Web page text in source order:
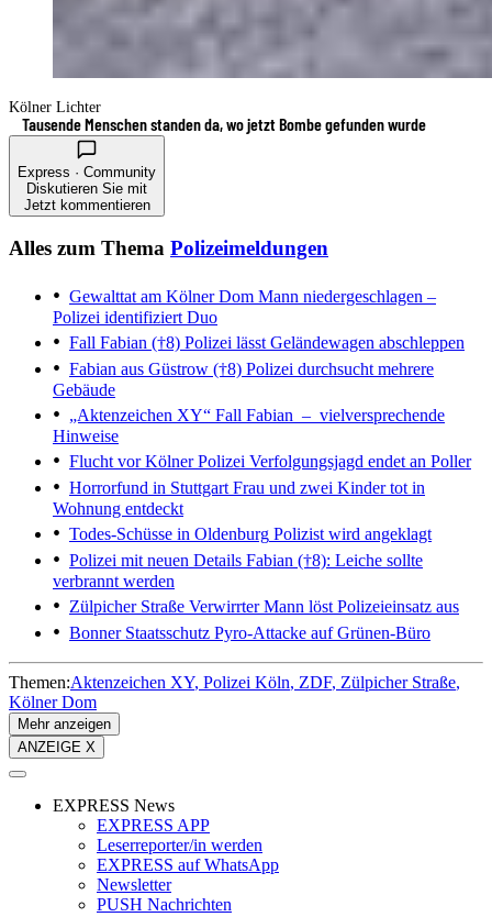
Kölner Lichter
Tausende Menschen standen da, wo jetzt Bombe gefunden wurde
Express · Community
Diskutieren Sie mit
Jetzt kommentieren
Alles zum Thema Polizeimeldungen
Gewalttat am Kölner Dom Mann niedergeschlagen –
Polizei identifiziert Duo
Fall Fabian (†8) Polizei lässt Geländewagen abschleppen
Fabian aus Güstrow (†8) Polizei durchsucht mehrere
Gebäude
„Aktenzeichen XY“ Fall Fabian – vielversprechende
Hinweise
Flucht vor Kölner Polizei Verfolgungsjagd endet an Poller
Horrorfund in Stuttgart Frau und zwei Kinder tot in
Wohnung entdeckt
Todes-Schüsse in Oldenburg Polizist wird angeklagt
Polizei mit neuen Details Fabian (†8): Leiche sollte
verbrannt werden
Zülpicher Straße Verwirrter Mann löst Polizeieinsatz aus
Bonner Staatsschutz Pyro-Attacke auf Grünen-Büro
Themen:Aktenzeichen XY Polizei Köln ZDF Zülpicher Straße
Kölner Dom
Mehr anzeigen
ANZEIGE X
EXPRESS News
EXPRESS APP
Leserreporter/in werden
EXPRESS auf WhatsApp
Newsletter
PUSH Nachrichten